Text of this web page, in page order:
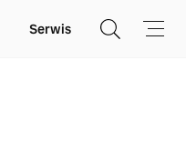
Serwis